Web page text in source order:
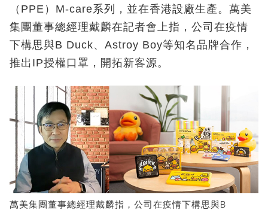
（PPE）M-care系列，並在香港設廠生產。萬美
集團董事總經理戴麟在記者會上指，公司在疫情
下構思與B Duck、Astroy Boy等知名品牌合作，
推出IP授權口罩，開拓新客源。
萬美集團董事總經理戴麟指，公司在疫情下構思與B